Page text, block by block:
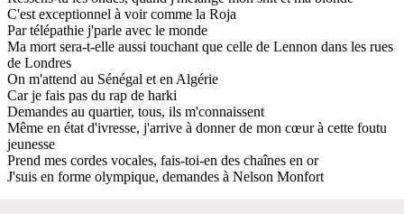
C'est exceptionnel à voir comme la Roja
Par télépathie j'parle avec le monde
Ma mort sera-t-elle aussi touchant que celle de Lennon dans les rues
de Londres
On m'attend au Sénégal et en Algérie
Car je fais pas du rap de harki
Demandes au quartier, tous, ils m'connaissent
Même en état d'ivresse, j'arrive à donner de mon cœur à cette foutu
jeunesse
Prend mes cordes vocales, fais-toi-en des chaînes en or
J'suis en forme olympique, demandes à Nelson Monfort